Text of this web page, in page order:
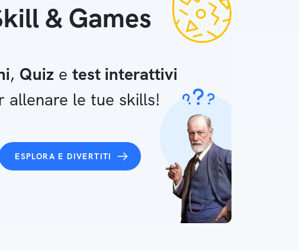
& Games
, Quiz e test interattivi
allenare le tue skills!
ESPLORA E DIVERTITI